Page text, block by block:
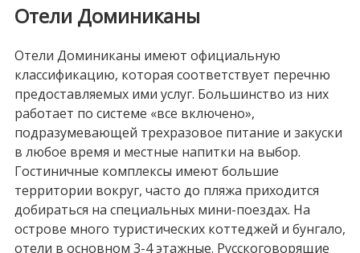
Отели Доминиканы
Отели Доминиканы имеют официальную
классификацию, которая соответствует перечню
предоставляемых ими услуг. Большинство из них
работает по системе «все включено»,
подразумевающей трехразовое питание и закуски
в любое время и местные напитки на выбор.
Гостиничные комплексы имеют большие
территории вокруг, часто до пляжа приходится
добираться на специальных мини-поездах. На
острове много туристических коттеджей и бунгало,
отели в основном 3-4 этажные. Русскоговорящие